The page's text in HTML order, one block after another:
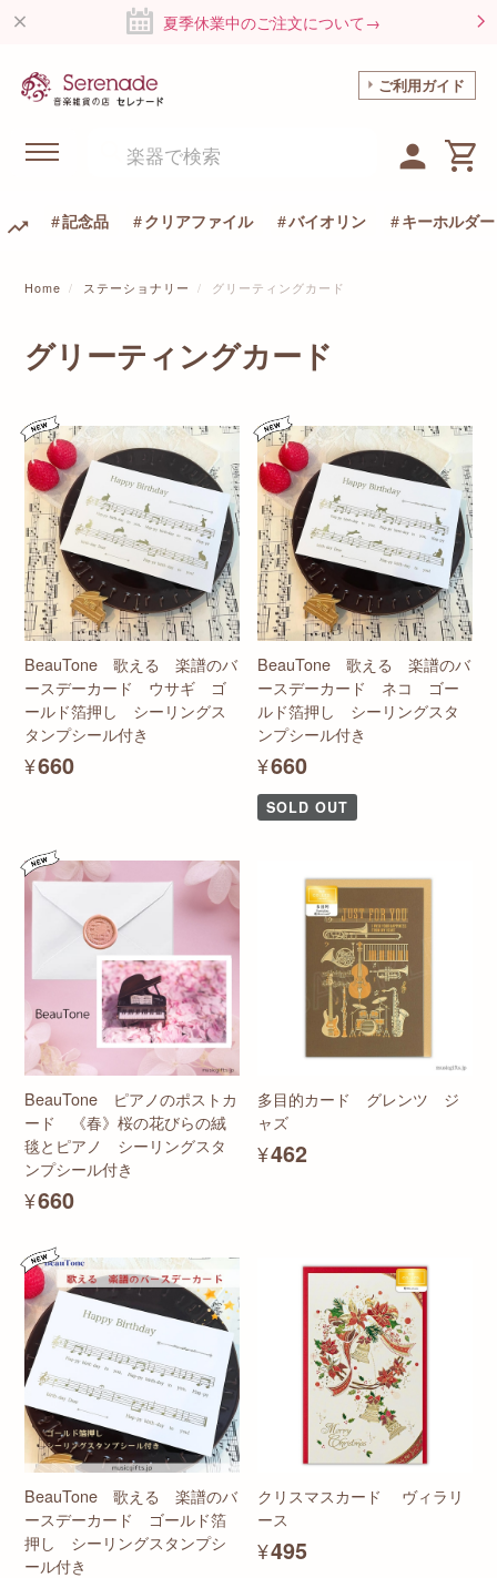
夏季休業中のご注文について→
ご利用ガイド
記念品 クリアファイル バイオリン キーホルダー
Home ステーショナリー グリーティングカード
グリーティングカード
BeauTone 歌える 楽譜のバ
ースデーカード ウサギ ゴ
ールド箔押し シーリングス
タンプシール付き
¥660
BeauTone 歌える 楽譜のバ
ースデーカード ネコ ゴー
ルド箔押し シーリングスタ
ンプシール付き
¥660
SOLD OUT
BeauTone ピアノのポストカ
ード 《春》桜の花びらの絨
毯とピアノ シーリングスタ
ンプシール付き
¥660
多目的カード グレンツ ジ
ャズ
¥462
BeauTone 歌える 楽譜のバ
ースデーカード ゴールド箔
押し シーリングスタンプシ
ール付き
クリスマスカード ヴィラリ
ース
¥495